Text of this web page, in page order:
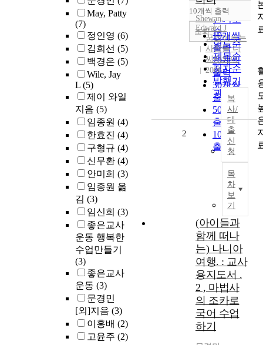
May, Patty
(7)
정인영 (6)
김희선 (5)
백경은 (5)
Wile, Jay
L (5)
제이 와일
지음 (5)
임종원 (4)
한효진 (4)
구형규 (4)
신무환 (4)
안미희 (3)
임종원 옮
김 (3)
임신희 (3)
좋은교사
운동 행복한
수업만들기
(3)
좋은교사
운동 (3)
문경민
[외]지음 (3)
이홍배 (2)
고윤주 (2)
순
인기도
순
연도순
제목순
저자순
발행기
관순
내림차순
10개씩 출력
10개씩
출력
20개씩
출력
30개씩
출력
50개씩
출력
100개씩
출력
조회
Shewan,
Edward J
꿈을이루는
사람들 디
씨티와이
2006
복
사/
대
출
신
청
목
차
보
기
2
(아이들과
함께 떠나
는) 나니아
여행. : 교사
용지도서 .
2 , 마법사
의 조카로
국어 수업
하기